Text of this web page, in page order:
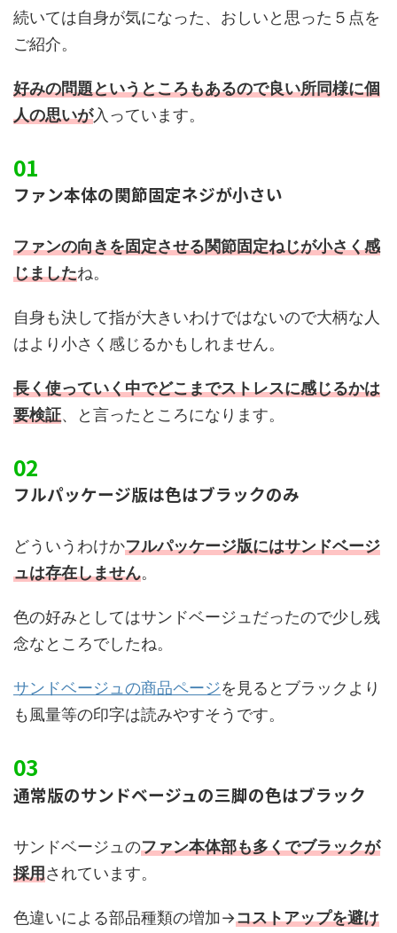
続いては自身が気になった、おしいと思った５点を
ご紹介。
好みの問題というところもあるので良い所同様に個
人の思いが入っています。
ファン本体の関節固定ネジが小さい
ファンの向きを固定させる関節固定ねじが小さく感
じましたね。
自身も決して指が大きいわけではないので大柄な人
はより小さく感じるかもしれません。
長く使っていく中でどこまでストレスに感じるかは
要検証、と言ったところになります。
フルパッケージ版は色はブラックのみ
どういうわけかフルパッケージ版にはサンドベージ
ュは存在しません。
色の好みとしてはサンドベージュだったので少し残
念なところでしたね。
サンドベージュの商品ページを見るとブラックより
も風量等の印字は読みやすそうです。
通常版のサンドベージュの三脚の色はブラック
サンドベージュのファン本体部も多くでブラックが
採用されています。
色違いによる部品種類の増加→コストアップを避け